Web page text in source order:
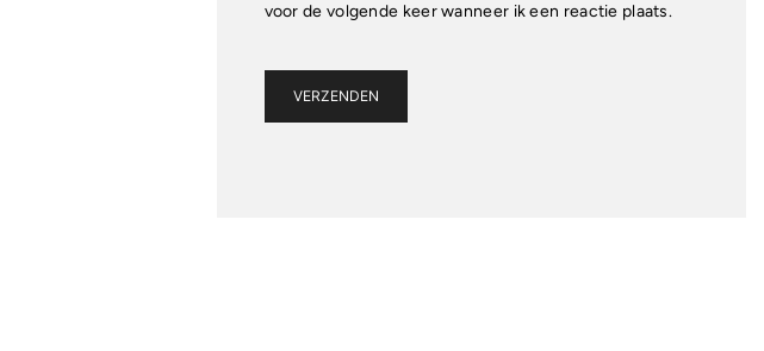
voor de volgende keer wanneer ik een reactie plaats.